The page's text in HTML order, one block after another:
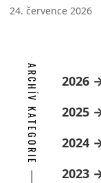
24. července 2026
ARCHÍV KATEGORIE 2026
2025
2024
2023